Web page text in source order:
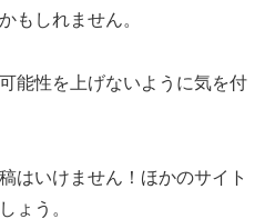
もしれません。
能性を上げないように気を付
はいけません！ほかのサイト
ょう。